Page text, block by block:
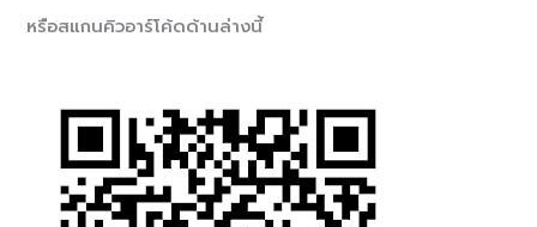
หรือสแกนคิวอาร์โค้ดด้านล่างนี้